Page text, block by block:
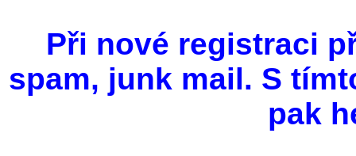
Při nové registraci
spam, junk mail. S
pak